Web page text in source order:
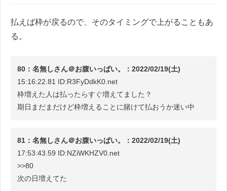
払えば枠が戻るので、そのタイミングで上がることもあ
る。
80：名無しさん＠お腹いっぱい。：2022/02/19(土)
15:16:22.81 ID:R3FyDdkK0.net
枠増えた人は払ったらすぐ増えてました？
期日まだまだけど枠増えることに賭けて払おうか迷い中
81：名無しさん＠お腹いっぱい。：2022/02/19(土)
17:53:43.59 ID:NZiWKHZV0.net
>>80
次の日増えてた